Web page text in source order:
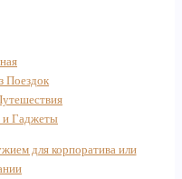
Поездок
и Гаджеты
для корпоратива или